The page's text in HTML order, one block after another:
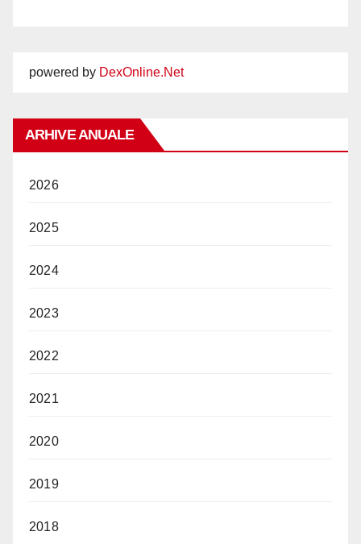
powered by DexOnline.Net
ARHIVE ANUALE
2026
2025
2024
2023
2022
2021
2020
2019
2018